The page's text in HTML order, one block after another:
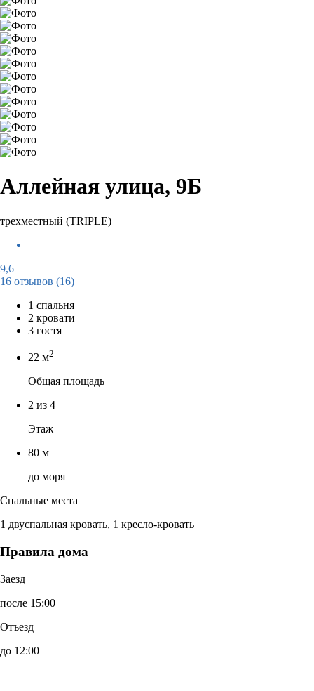
Аллейная улица, 9Б
трехместный (TRIPLE)
9,6
16 отзывов (16)
1 спальня
2 кровати
3 гостя
22 м2
Общая площадь
2 из 4
Этаж
80 м
до моря
Спальные места
1 двуспальная кровать, 1 кресло-кровать
Правила дома
Заезд
после 15:00
Отъезд
до 12:00